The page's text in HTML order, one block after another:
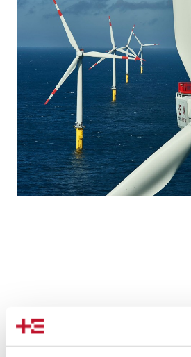
Trianel Windpark Borkum